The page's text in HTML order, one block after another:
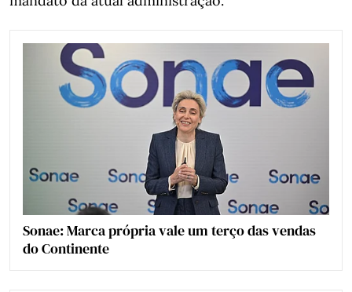
Sonae: Marca própria vale um terço das vendas
do Continente